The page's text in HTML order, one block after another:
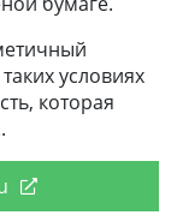
условиях
которая